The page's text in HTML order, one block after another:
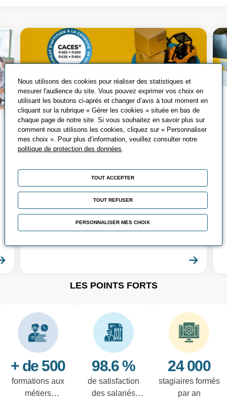
Tout savoir sur le
CACES®
Qu’est-ce que le CACES® ? Découvrez
les différents CACES®, leurs avantages
et comment les passer ?
Chez Promeo, vous pouvez suivre
différentes formations CACES® adaptées
LES POINTS FORTS
+ de 500
formations aux
métiers
98.6 %
de satisfaction
des salariés
24 000
stagiaires formés
par an
Nous utilisons des cookies pour réaliser des statistiques et
mesurer l'audience du site. Vous pouvez exprimer vos choix en
utilisant les boutons ci-après et changer d’avis à tout moment en
cliquant sur la rubrique « Gérer les cookies » située en bas de
chaque page de notre site. Si vous souhaitez en savoir plus sur
comment nous utilisons les cookies, cliquez sur « Personnaliser
mes choix ». Pour plus d’information, veuillez consulter notre
politique de protection des données.
TOUT ACCEPTER
TOUT REFUSER
PERSONNALISER MES CHOIX